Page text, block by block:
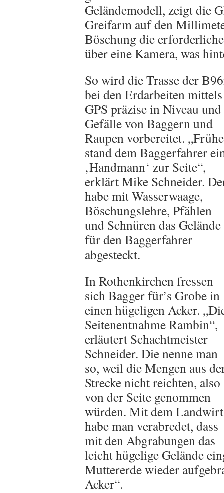
Geländemodell, zeigt die
Greifarm auf den
Böschung die
über eine Kamera, was
So wird die Trasse der
bei den Erdarbeiten mittels
GPS präzise in Niveau und
Gefälle von Baggern und
Raupen vorbereitet.
stand dem Baggerfahrer
‚Handmann‘ zur Seite“,
erklärt Mike Schneider.
habe mit Wasserwaage,
Böschungslehre, Pfählen
und Schnüren das Gelände
für den Baggerfahrer
abgesteckt.
In Rothenkirchen fressen
sich Bagger für’s Grobe in
einen hügeligen Acker.
Seitenentnahme Rambin“,
erläutert Schachtmeister
Schneider. Die nenne man
so, weil die Mengen aus
Strecke nicht reichten, also
von der Seite genommen
würden. Mit dem Landwirt
habe man verabredet, dass
mit den Abgrabungen das
leicht hügelige Gelände
Muttererde wieder
Acker“.